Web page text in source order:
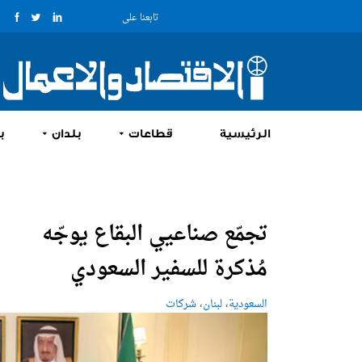
تابعنا على
الرئيسية قطاعات بلدان
تجمّع صناعيي البقاع يوجّه
مُذكرة للسفير السعودي
السعودية،لبنان،شركات